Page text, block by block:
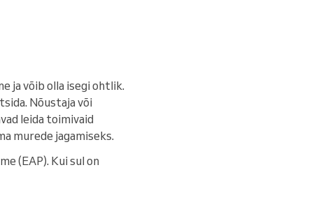
ja võib olla isegi ohtlik.
Nõustaja või
leida toimivaid
murede jagamiseks.
(EAP). Kui sul on